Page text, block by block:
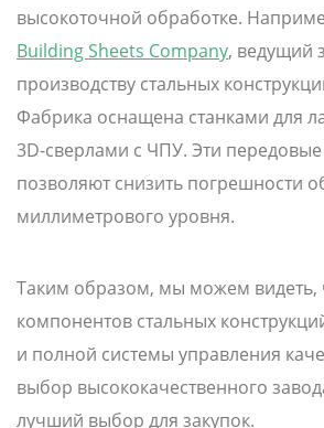
высокоточной обработке.
Building Sheets Company, ведущий
производству стальных
Фабрика оснащена станками для
3D-сверлами с ЧПУ. Эти передовые
позволяют снизить погрешности
миллиметрового уровня.
Таким образом, мы можем видеть,
компонентов стальных
и полной системы управления
выбор высококачественного
лучший выбор для закупок.